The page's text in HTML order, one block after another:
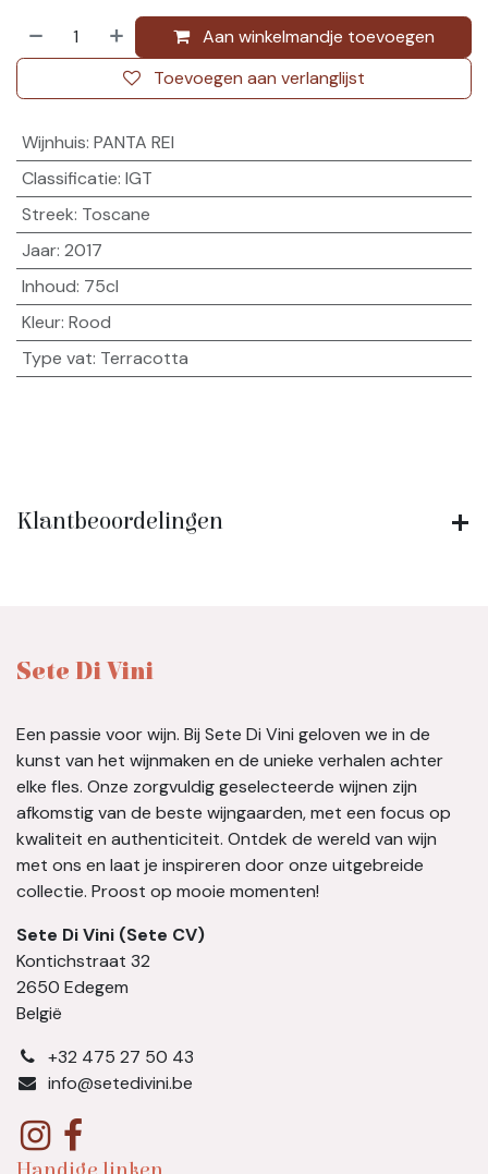
Aan winkelmandje toevoegen
Toevoegen aan verlanglijst
Wijnhuis: PANTA REI
Classificatie: IGT
Streek: Toscane
Jaar: 2017
Inhoud: 75cl
Kleur: Rood
Type vat: Terracotta
Klantbeoordelingen
Sete Di Vini
Een passie voor wijn. Bij Sete Di Vini geloven we in de
kunst van het wijnmaken en de unieke verhalen achter
elke fles. Onze zorgvuldig geselecteerde wijnen zijn
afkomstig van de beste wijngaarden, met een focus op
kwaliteit en authenticiteit. Ontdek de wereld van wijn
met ons en laat je inspireren door onze uitgebreide
collectie. Proost op mooie momenten!
Sete Di Vini (Sete CV)
Kontichstraat 32
2650 Edegem
België
​+32 475 27 50 43
info@setedivini.be